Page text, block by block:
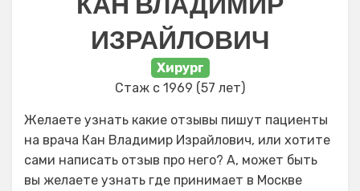
ИЗРАЙЛОВИЧ
Хирург
Стаж с 1969 (57 лет)
Желаете узнать какие отзывы пишут пациенты
на врача Кан Владимир Израйлович, или хотите
сами написать отзыв про него? А, может быть
вы желаете узнать где принимает в Москве